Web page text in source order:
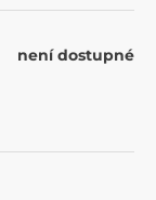
není dostupné